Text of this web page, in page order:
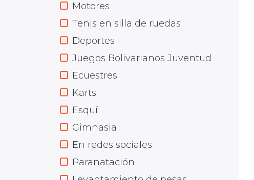
Motores
Tenis en silla de ruedas
Deportes
Juegos Bolivarianos Juventud
Ecuestres
Karts
Esquí
Gimnasia
En redes sociales
Paranatación